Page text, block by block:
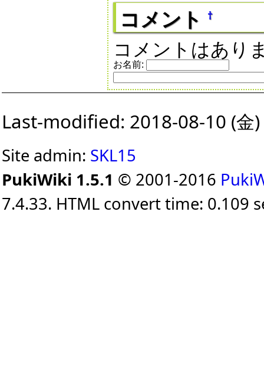
コメント †
コメントはあり
お名前:
Last-modified: 2018-08-10 (金
Site admin: SKL15
PukiWiki 1.5.1 © 2001-2016
7.4.33. HTML convert time: 0.109